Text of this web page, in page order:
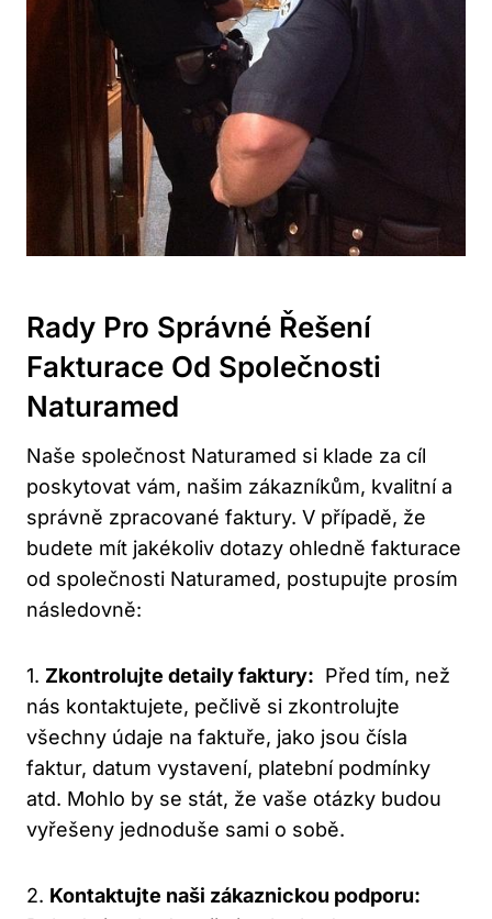
Rady ‍pro‍ Správné⁣ Řešení
Fakturace Od Společnosti
Naturamed
Naše společnost Naturamed si klade za ‌cíl
poskytovat vám, našim zákazníkům, kvalitní a
správně zpracované faktury. V případě, že
budete ‍mít⁢ jakékoliv dotazy ohledně fakturace
od společnosti ‌Naturamed, postupujte prosím
následovně:
1. Zkontrolujte detaily​ faktury: ​ Před tím, než
nás⁢ kontaktujete, pečlivě si zkontrolujte
všechny údaje na faktuře, jako jsou čísla
faktur, datum vystavení, platební ⁢podmínky
atd. Mohlo by se stát, že⁢ vaše ‌otázky budou
vyřešeny jednoduše sami o sobě.
2. Kontaktujte naši⁤ zákaznickou podporu: